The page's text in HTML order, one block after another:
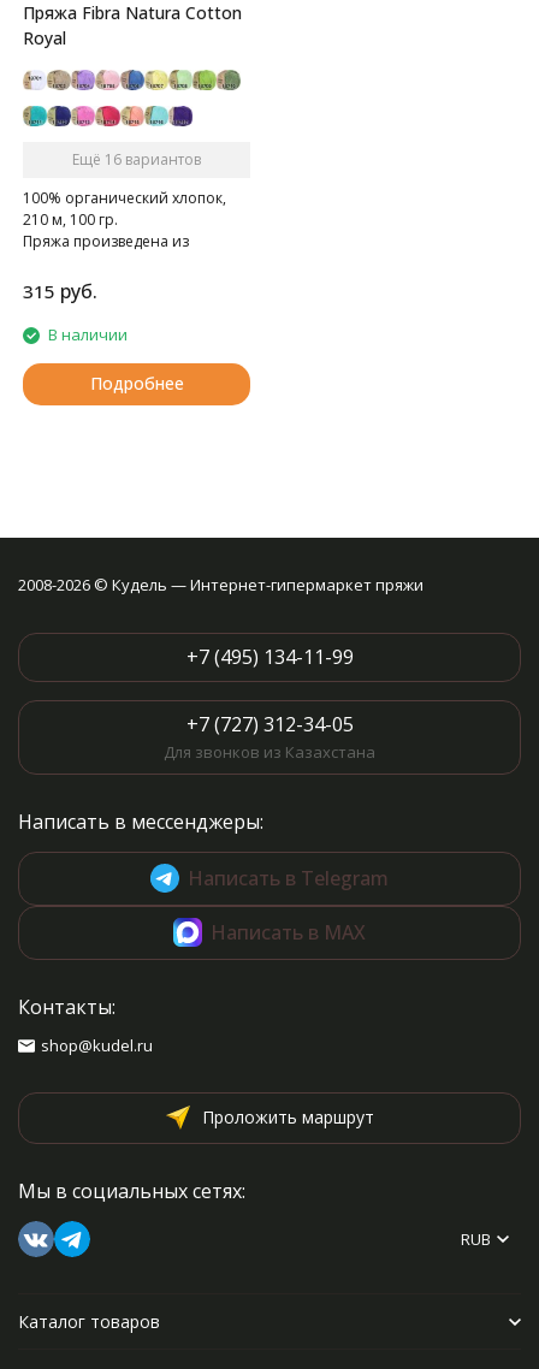
Пряжа Fibra Natura Cotton
Royal
Ещё 16 вариантов
100% органический хлопок,
210 м, 100 гр.
Пряжа произведена из
мягкого хлопка.
315 руб.
В наличии
Подробнее
2008-2026 © Кудель — Интернет-гипермаркет пряжи
+7 (495) 134-11-99
+7 (727) 312-34-05
Для звонков из Казахстана
Написать в мессенджеры:
Написать в Telegram
Написать в MAX
Контакты:
shop@kudel.ru
Проложить маршрут
Мы в социальных сетях:
RUB
Каталог товаров